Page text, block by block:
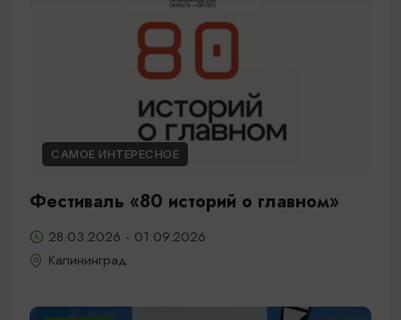
САМОЕ ИНТЕРЕСНОЕ
Фестиваль «80 историй о главном»
28.03.2026 - 01.09.2026
Калининград